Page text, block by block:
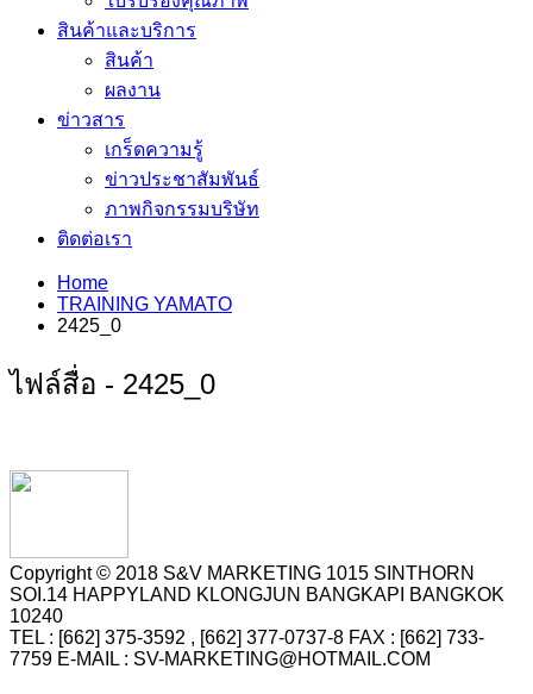
สินค้าและบริการ
สินค้า
ผลงาน
ข่าวสาร
เกร็ดความรู้
ข่าวประชาสัมพันธ์
ภาพกิจกรรมบริษัท
ติดต่อเรา
Home
TRAINING YAMATO
2425_0
ไฟล์สื่อ - 2425_0
Copyright © 2018 S&V MARKETING 1015 SINTHORN
SOI.14 HAPPYLAND KLONGJUN BANGKAPI BANGKOK
10240
TEL : [662] 375-3592 , [662] 377-0737-8 FAX : [662] 733-
7759 E-MAIL : SV-MARKETING@HOTMAIL.COM